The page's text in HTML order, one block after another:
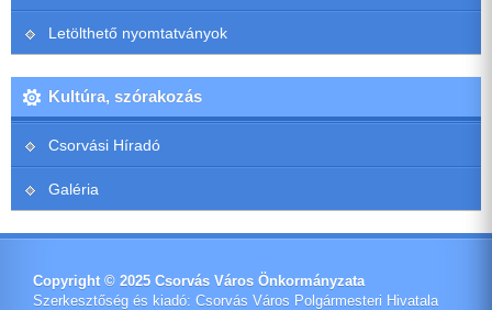
Letölthető nyomtatványok
Kultúra, szórakozás
Csorvási Híradó
Galéria
Copyright © 2025 Csorvás Város Önkormányzata
Szerkesztőség és kiadó: Csorvás Város Polgármesteri Hivatala